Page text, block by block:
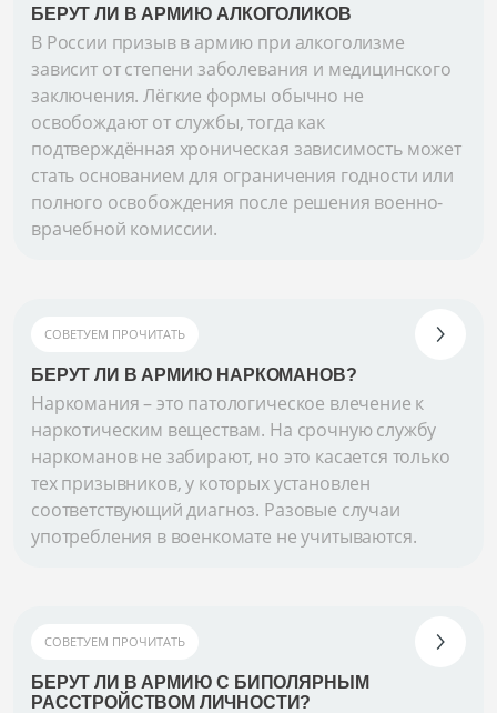
БЕРУТ ЛИ В АРМИЮ АЛКОГОЛИКОВ
В России призыв в армию при алкоголизме
зависит от степени заболевания и медицинского
заключения. Лёгкие формы обычно не
освобождают от службы, тогда как
подтверждённая хроническая зависимость может
стать основанием для ограничения годности или
полного освобождения после решения военно-
врачебной комиссии.
СОВЕТУЕМ ПРОЧИТАТЬ
БЕРУТ ЛИ В АРМИЮ НАРКОМАНОВ?
Наркомания – это патологическое влечение к
наркотическим веществам. На срочную службу
наркоманов не забирают, но это касается только
тех призывников, у которых установлен
соответствующий диагноз. Разовые случаи
употребления в военкомате не учитываются.
СОВЕТУЕМ ПРОЧИТАТЬ
БЕРУТ ЛИ В АРМИЮ С БИПОЛЯРНЫМ
РАССТРОЙСТВОМ ЛИЧНОСТИ?